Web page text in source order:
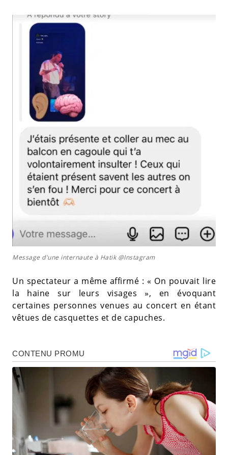
Message d'une internaute à Hatik @Instagram
Un spectateur a même affirmé : « On pouvait lire
la haine sur leurs visages », en évoquant
certaines personnes venues au concert en étant
vêtues de casquettes et de capuches.